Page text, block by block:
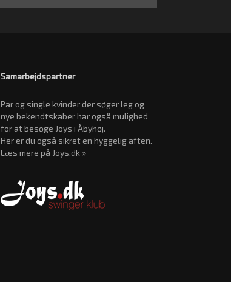
Samarbejdspartner
Par og single kvinder der søger leg og
nye bekendtskaber har også mulighed
for at besøge Joys i Åbyhøj.
Her er du også sikret en hyggelig aften.
Læs mere på Joys.dk »